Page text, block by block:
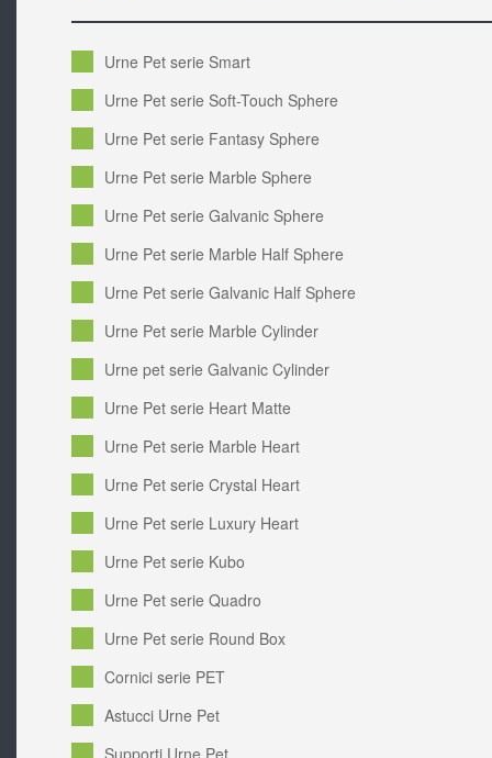
Urne Pet serie Smart
Urne Pet serie Soft-Touch Sphere
Urne Pet serie Fantasy Sphere
Urne Pet serie Marble Sphere
Urne Pet serie Galvanic Sphere
Urne Pet serie Marble Half Sphere
Urne Pet serie Galvanic Half Sphere
Urne Pet serie Marble Cylinder
Urne pet serie Galvanic Cylinder
Urne Pet serie Heart Matte
Urne Pet serie Marble Heart
Urne Pet serie Crystal Heart
Urne Pet serie Luxury Heart
Urne Pet serie Kubo
Urne Pet serie Quadro
Urne Pet serie Round Box
Cornici serie PET
Astucci Urne Pet
Supporti Urne Pet